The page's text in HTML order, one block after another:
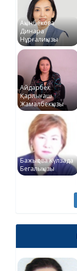
Ақынбекова
Динара
Нұрғалиқызы
Айдарбек
Қарлығаш
Жамалбекқызы
Бажықова Күлзада
Бегалықызы